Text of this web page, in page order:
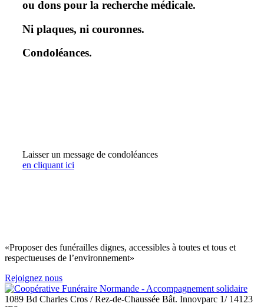
ou dons pour la recherche médicale.
Ni plaques, ni couronnes.
Condoléances.
Laisser un message de condoléances
en cliquant ici
«Proposer des funérailles dignes, accessibles à toutes et tous et
respectueuses de l’environnement»
Rejoignez nous
1089 Bd Charles Cros / Rez-de-Chaussée Bât. Innovparc 1/ 14123